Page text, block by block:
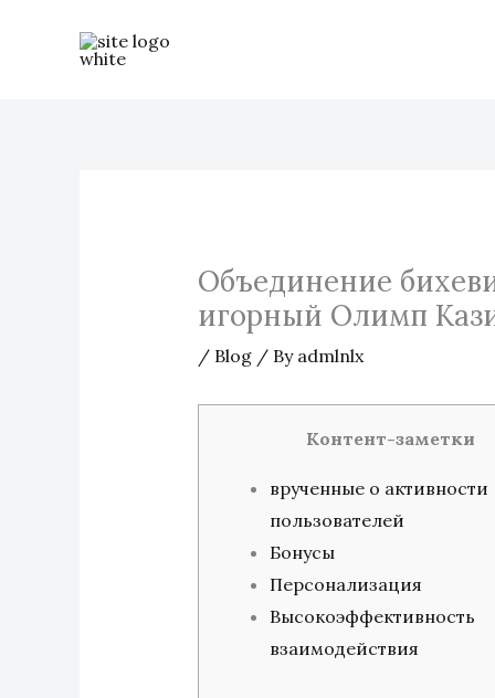
Объединение
игорный Олимп
/ Blog/ By admlnlx
Контент-заметки
врученные о активности
пользователей
Бонусы
Персонализация
Высокоэффективность
взаимодействия